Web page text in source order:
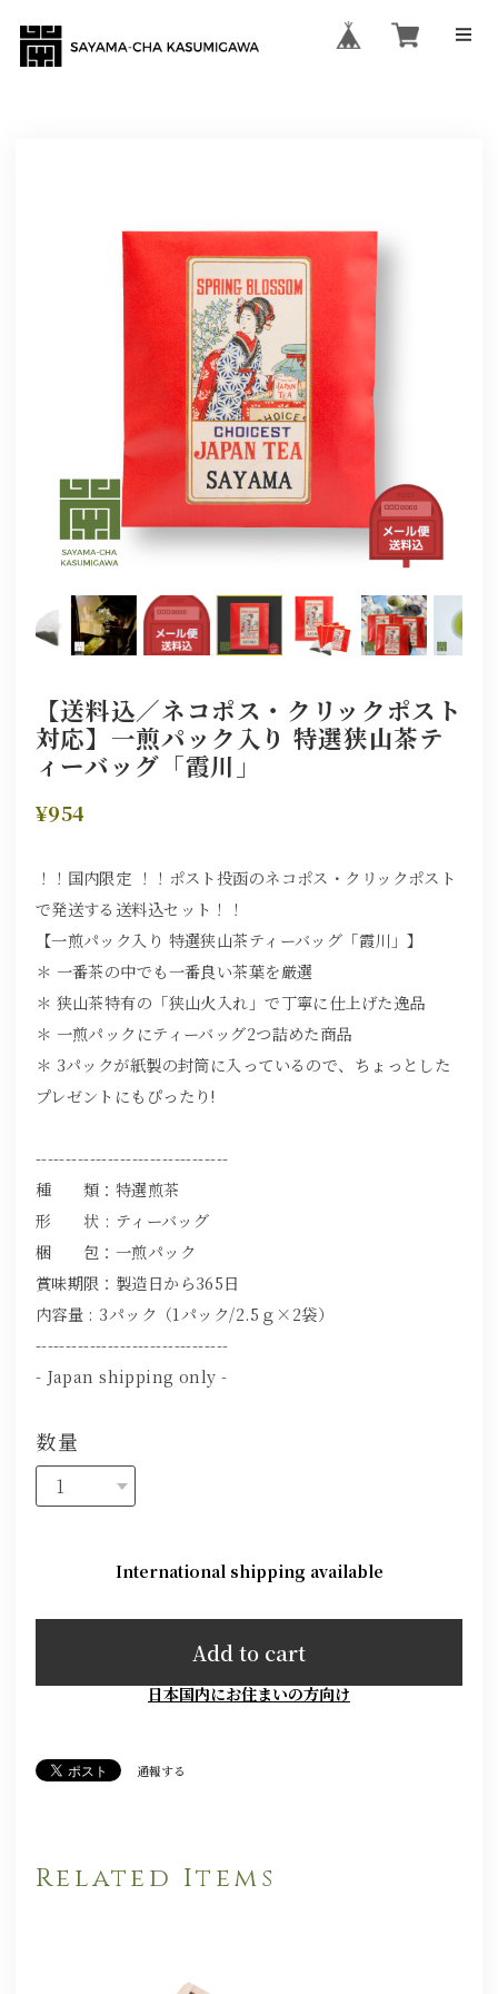
【送料込／ネコポス・クリックポスト
対応】一煎パック入り 特選狭山茶テ
ィーバッグ「霞川」
¥954
！！国内限定 ！！ポスト投函のネコポス・クリックポスト
で発送する送料込セット！！
【一煎パック入り 特選狭山茶ティーバッグ「霞川」】
＊ 一番茶の中でも一番良い茶葉を厳選
＊ 狭山茶特有の「狭山火入れ」で丁寧に仕上げた逸品
＊ 一煎パックにティーバッグ2つ詰めた商品
＊ 3パックが紙製の封筒に入っているので、ちょっとした
プレゼントにもぴったり!
--------------------------------
種 類：特選煎茶
形 状 : ティーバッグ
梱 包：一煎パック
賞味期限：製造日から365日
内容量 : 3パック（1パック/2.5ｇ×2袋）
--------------------------------
- Japan shipping only -
数量
International shipping available
Add to cart
日本国内にお住まいの方向け
通報する
Related Items